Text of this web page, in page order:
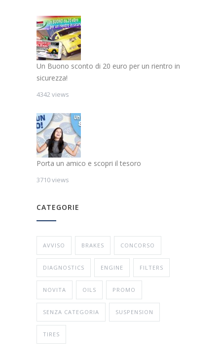
Un Buono sconto di 20 euro per un rientro in
sicurezza!
4342 views
Porta un amico e scopri il tesoro
3710 views
CATEGORIE
AVVISO BRAKES CONCORSO
DIAGNOSTICS ENGINE FILTERS
NOVITA OILS PROMO
SENZA CATEGORIA SUSPENSION
TIRES